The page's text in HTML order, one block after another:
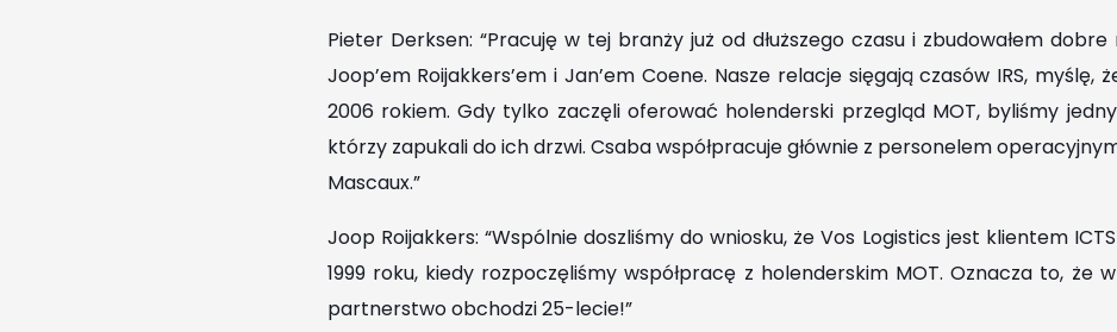
Pieter Derksen: “Pracuję w tej branży już od dłuższego czasu i zbudowałem
Joop’em Roijakkers’em i Jan’em Coene. Nasze relacje sięgają czasów IRS, myślę,
2006 rokiem. Gdy tylko zaczęli oferować holenderski przegląd MOT, byliśmy
którzy zapukali do ich drzwi. Csaba współpracuje głównie z personelem
Mascaux.”
Joop Roijakkers: “Wspólnie doszliśmy do wniosku, że Vos Logistics jest klientem
1999 roku, kiedy rozpoczęliśmy współpracę z holenderskim MOT. Oznacza to, że
partnerstwo obchodzi 25-lecie!”